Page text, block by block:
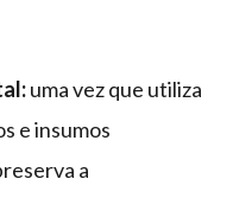
uma vez que utiliza
e insumos
a